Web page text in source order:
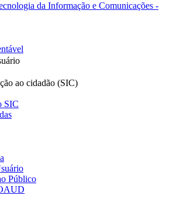
da Informação e Comunicações -
ao cidadão (SIC)
SIC
Público